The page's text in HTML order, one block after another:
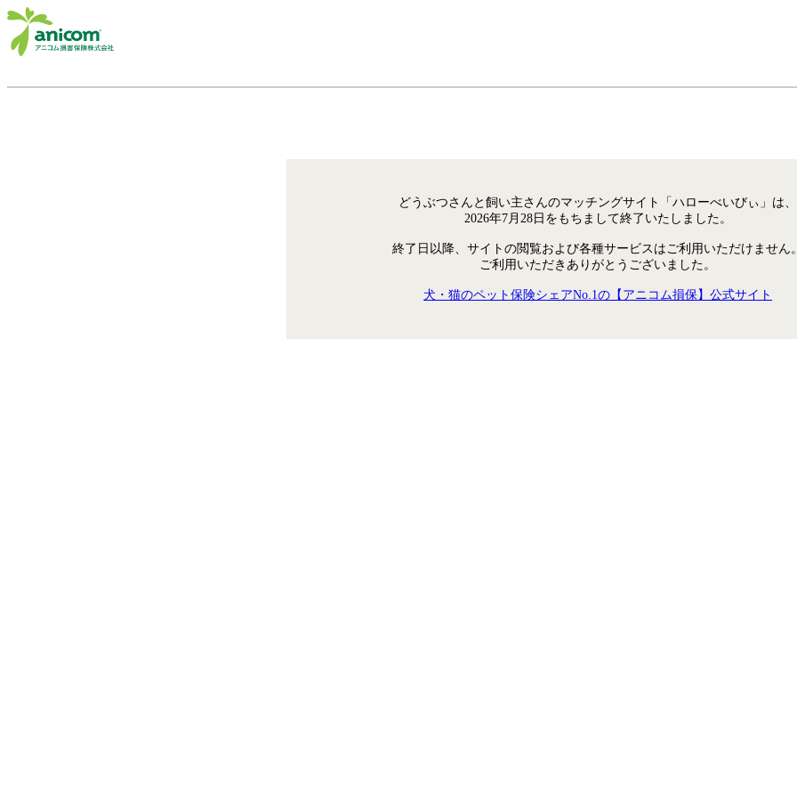
どうぶつさんと飼い主さんのマッチングサイト「ハローべいびぃ」は、
2026年7月28日をもちまして終了いたしました。
終了日以降、サイトの閲覧および各種サービスはご利用いただけません
ご利用いただきありがとうございました。
犬・猫のペット保険シェアNo.1の【アニコム損保】公式サイト